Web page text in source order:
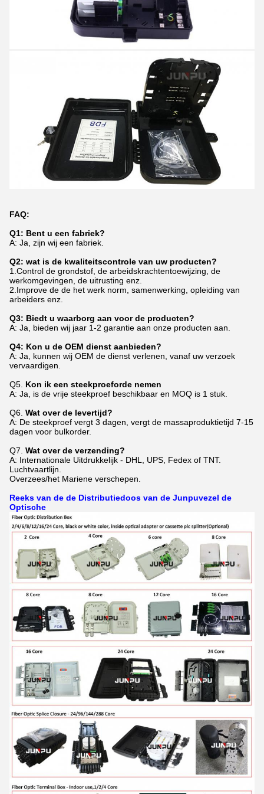
FAQ:
Q1: Bent u een fabriek?
A: Ja, zijn wij een fabriek.
Q2: wat is de kwaliteitscontrole van uw producten?
1.Control de grondstof, de arbeidskrachtentoewijzing, de
werkomgevingen, de uitrusting enz.
2.Improve de de het werk norm, samenwerking, opleiding van
arbeiders enz.
Q3: Biedt u waarborg aan voor de producten?
A: Ja, bieden wij jaar 1-2 garantie aan onze producten aan.
Q4: Kon u de OEM dienst aanbieden?
A: Ja, kunnen wij OEM de dienst verlenen, vanaf uw verzoek
vervaardigen.
Q5. Kon ik een steekproeforde nemen
A: Ja, is de vrije steekproef beschikbaar en MOQ is 1 stuk.
Q6. Wat over de levertijd?
A: De steekproef vergt 3 dagen, vergt de massaproduktietijd 7-15
dagen voor bulkorder.
Q7. Wat over de verzending?
A: Internationale Uitdrukkelijk - DHL, UPS, Fedex of TNT.
Luchtvaartlijn.
Overzees/het Mariene verschepen.
Reeks van de de Distributiedoos van de Junpuvezel de
Optische